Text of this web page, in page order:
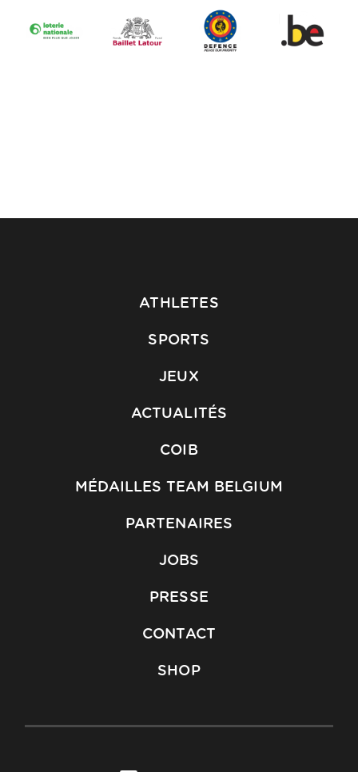
ATHLETES
SPORTS
JEUX
ACTUALITÉS
COIB
MÉDAILLES TEAM BELGIUM
PARTENAIRES
JOBS
PRESSE
CONTACT
SHOP